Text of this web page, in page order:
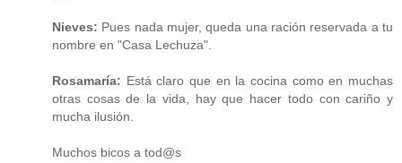
Nieves: Pues nada mujer, queda una ración reservada a tu
nombre en "Casa Lechuza".
Rosamaría: Está claro que en la cocina como en muchas
otras cosas de la vida, hay que hacer todo con cariño y
mucha ilusión.
Muchos bicos a tod@s